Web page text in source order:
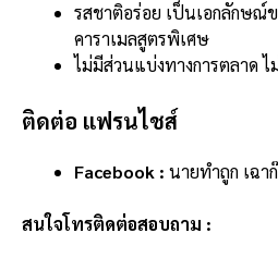
รสชาติอร่อย เป็นเอกลักษณ์
คาราเมลสูตรพิเศษ
ไม่มีส่วนแบ่งทางการตลาด ไ
ติดต่อ แฟรนไชส์
Facebook : นายทำถูก เฉา
สนใจโทรติดต่อสอบถาม :